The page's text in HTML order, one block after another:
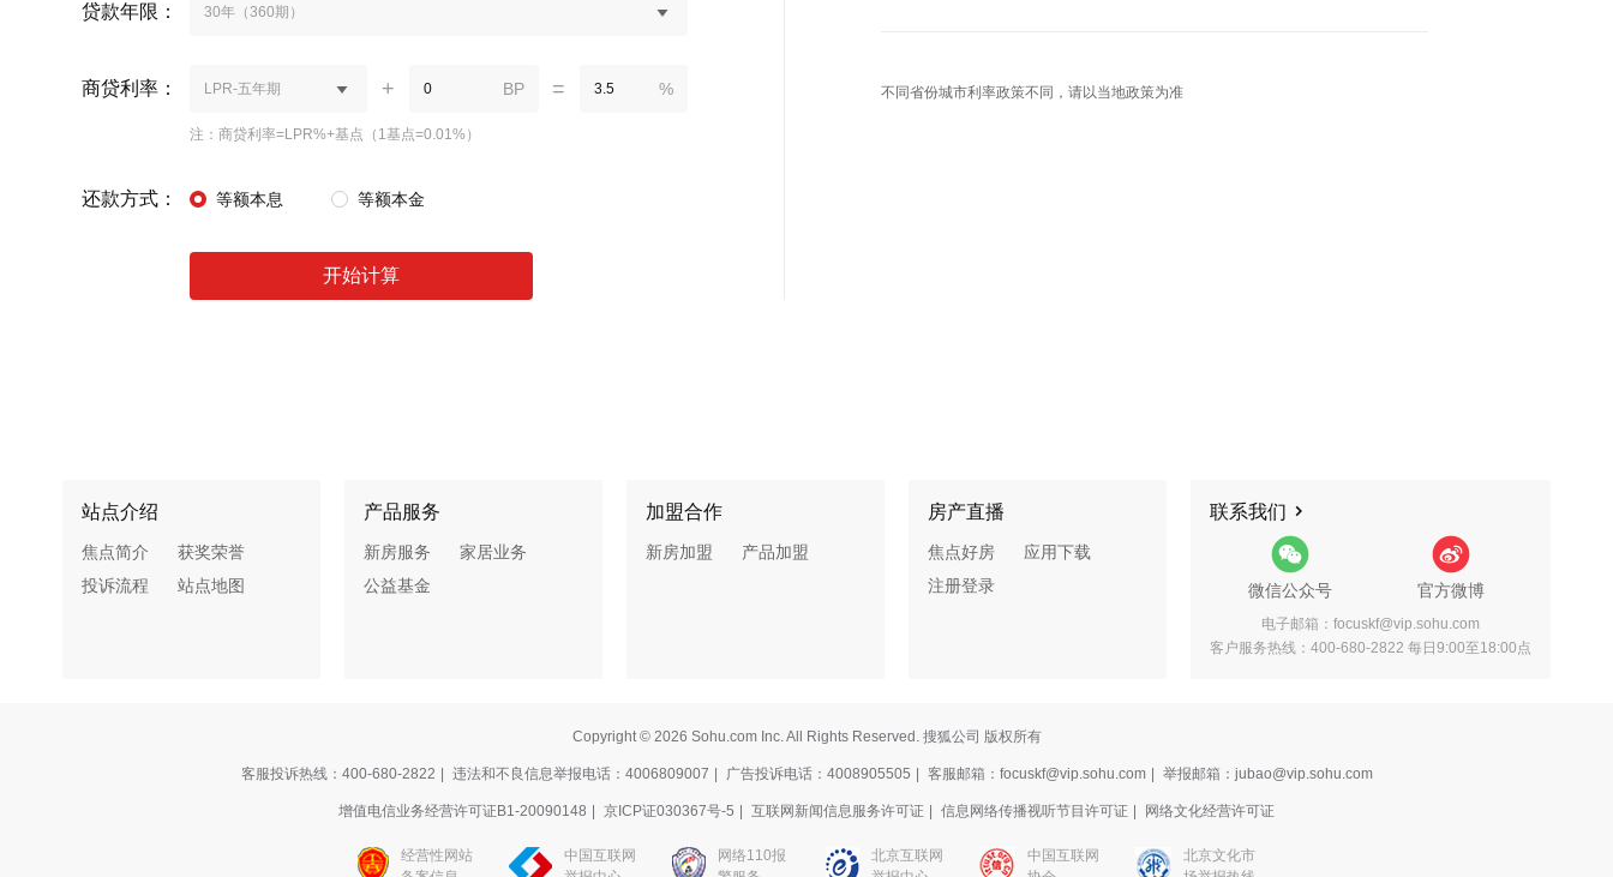
贷款年限： 30年（360期）
商贷利率： LPR-五年期 + BP = %
注：商贷利率=LPR%+基点（1基点=0.01%）
还款方式： 等额本息 等额本金
开始计算
不同省份城市利率政策不同，请以当地政策为准
站点介绍
焦点简介
获奖荣誉
投诉流程
站点地图
产品服务
新房服务
家居业务
公益基金
加盟合作
新房加盟 产品加盟
房产直播
焦点好房
应用下载
注册登录
联系我们
微信公众号 官方微博
电子邮箱：focuskf@vip.sohu.com
客户服务热线：400-680-2822 每日9:00至18:00点
Copyright © 2026 Sohu.com Inc. All Rights Reserved. 搜狐公司 版权所有
客服投诉热线：400-680-2822 违法和不良信息举报电话：4006809007 广告投诉电话：4008905505 客服邮箱：focuskf@vip.sohu.com 举报邮箱：jubao@vip.sohu.com
增值电信业务经营许可证B1-20090148 京ICP证030367号-5 互联网新闻信息服务许可证 信息网络传播视听节目许可证 网络文化经营许可证
经营性网站
中国互联网
网络110报
北京互联网
中国互联网
北京文化市